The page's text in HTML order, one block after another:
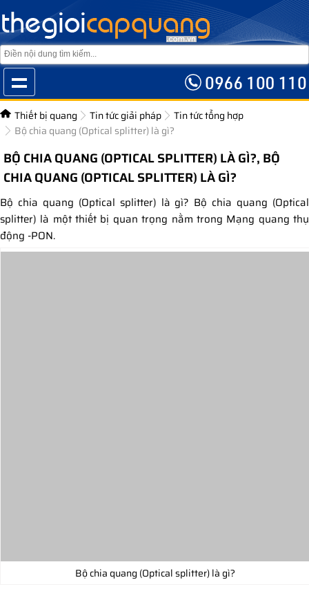
Thiết bị quang Tin tức giải pháp
Tin tức tổng hợp
Bộ chia quang (Optical splitter) là gì?
BỘ CHIA QUANG (OPTICAL SPLITTER) LÀ GÌ?, BỘ
CHIA QUANG (OPTICAL SPLITTER) LÀ GÌ?
Bộ chia quang (Optical splitter) là gì? Bộ chia quang (Optical
splitter) là một thiết bị quan trọng nằm trong Mạng quang thụ
động -PON.
Bộ chia quang (Optical splitter) là gì?